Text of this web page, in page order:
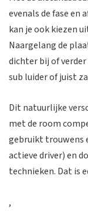
evenals de fase en
kan je ook kiezen
Naargelang de
dichter bij of
sub luider of juist
Dit natuurlijke
met de room
gebruikt trouwens
actieve driver) en
technieken. Dat is
,